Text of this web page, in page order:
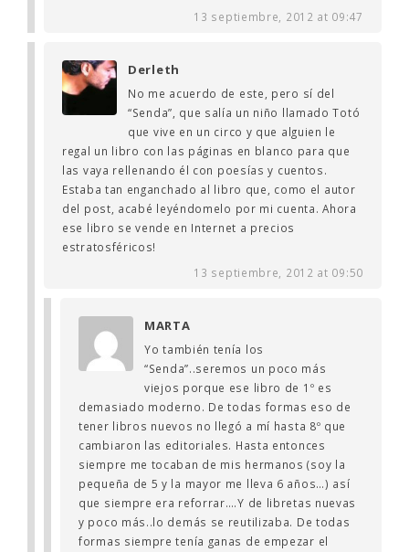
13 septiembre, 2012 at 09:47
Derleth
No me acuerdo de este, pero sí del
“Senda”, que salía un niño llamado Totó
que vive en un circo y que alguien le
regal un libro con las páginas en blanco para que
las vaya rellenando él con poesías y cuentos.
Estaba tan enganchado al libro que, como el autor
del post, acabé leyéndomelo por mi cuenta. Ahora
ese libro se vende en Internet a precios
estratosféricos!
13 septiembre, 2012 at 09:50
MARTA
Yo también tenía los
“Senda”..seremos un poco más
viejos porque ese libro de 1º es
demasiado moderno. De todas formas eso de
tener libros nuevos no llegó a mí hasta 8º que
cambiaron las editoriales. Hasta entonces
siempre me tocaban de mis hermanos (soy la
pequeña de 5 y la mayor me lleva 6 años…) así
que siempre era reforrar….Y de libretas nuevas
y poco más..lo demás se reutilizaba. De todas
formas siempre tenía ganas de empezar el